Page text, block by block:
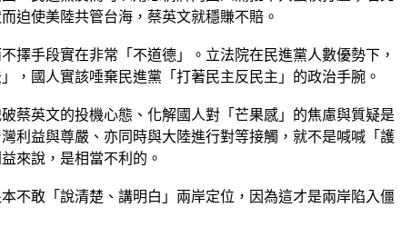
迫使美陸共管台海，蔡英文就穩賺不賠。
擇手段實在非常「不道德」。立法院在民進黨人數優勢下，
，國人實該唾棄民進黨「打著民主反民主」的政治手腕。
蔡英文的投機心態、化解國人對「芒果感」的焦慮與質疑是
利益與尊嚴、亦同時與大陸進行對等接觸，就不是喊喊「護
來說，是相當不利的。
不敢「說清楚、講明白」兩岸定位，因為這才是兩岸陷入僵